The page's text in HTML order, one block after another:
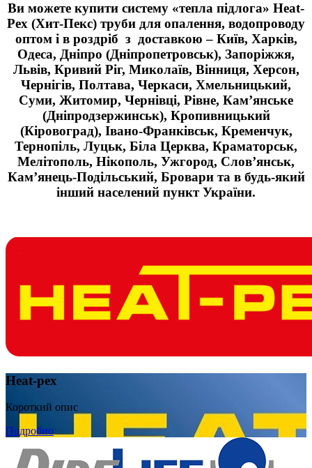
Ви можете купити систему «тепла підлога» Heat-
Pex (Хит-Пекс) труби для опалення, водопроводу
оптом і в роздріб з доставкою – Київ, Харків,
Одеса, Дніпро (Дніпропетровськ), Запоріжжя,
Львів, Кривий Ріг, Миколаїв, Вінниця, Херсон,
Чернігів, Полтава, Черкаси, Хмельницький,
Суми, Житомир, Чернівці, Рівне, Кам’янське
(Дніпродзержинськ), Кропивницький
(Кіровоград), Івано-Франківськ, Кременчук,
Тернопіль, Луцьк, Біла Церква, Краматорськ,
Мелітополь, Нікополь, Ужгород, Слов’янськ,
Кам’янець-Подільський, Бровари та в будь-який
інший населений пункт України.
Heat-pex
Короткий опис
Подробно